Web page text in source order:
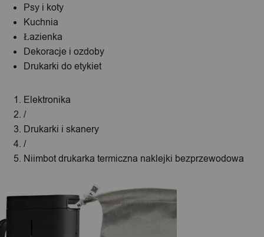
Psy i koty
Kuchnia
Łazienka
Dekoracje i ozdoby
Drukarki do etykiet
Elektronika
/
Drukarki i skanery
/
Niimbot drukarka termiczna naklejki bezprzewodowa